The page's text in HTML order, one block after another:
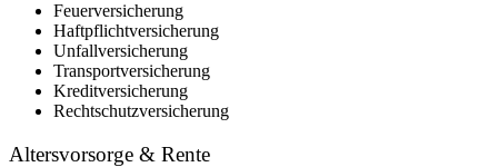
Feuerversicherung
Haftpflichtversicherung
Unfallversicherung
Transportversicherung
Kreditversicherung
Rechtschutzversicherung
Altersvorsorge & Rente